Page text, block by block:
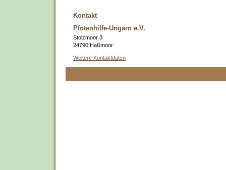
Kontakt
Pfotenhilfe-Ungarn e.V.
Stolzmoor 3
24790 Haßmoor
Weitere Kontaktdaten